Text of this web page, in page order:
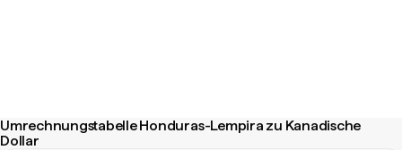
Umrechnungstabelle Honduras-Lempira zu Kanadische
Dollar